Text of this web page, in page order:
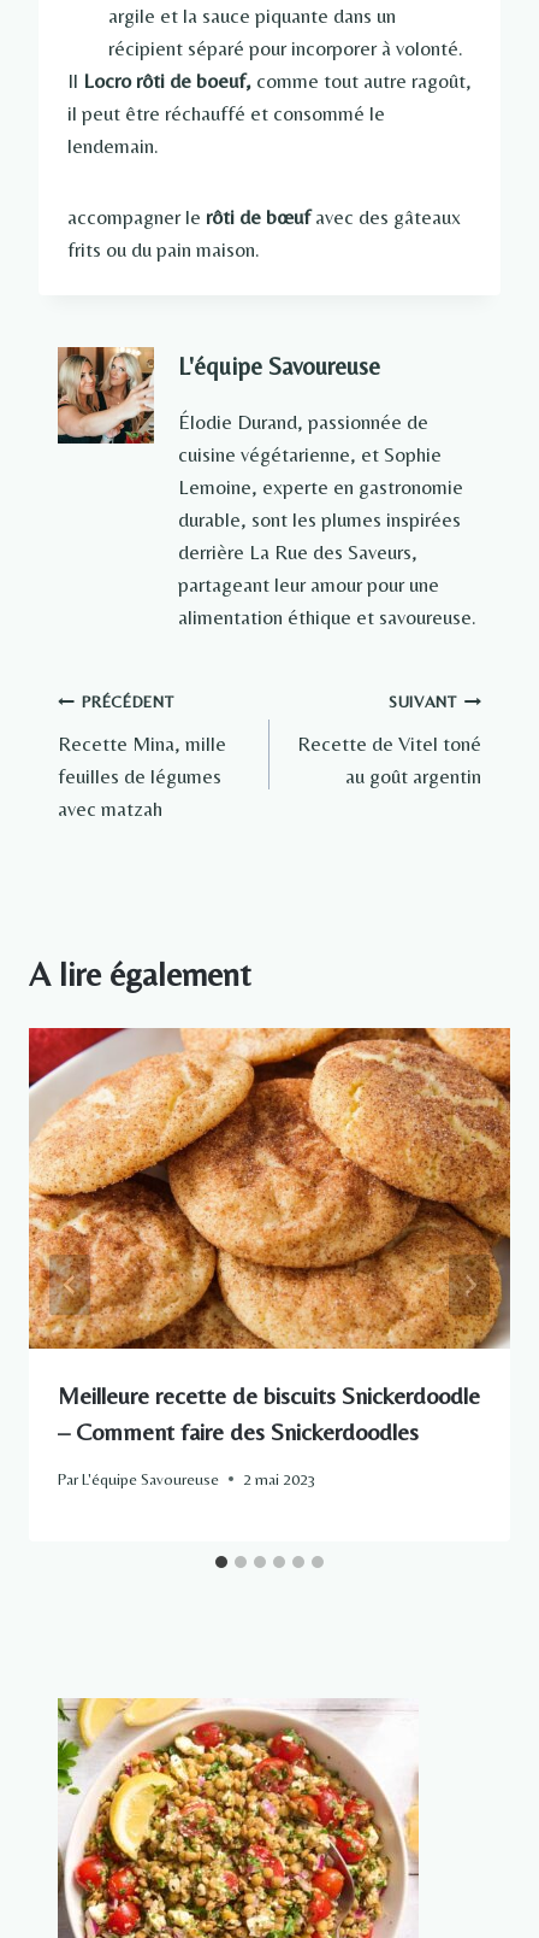
argile et la sauce piquante dans un
récipient séparé pour incorporer à volonté.
Il Locro rôti de boeuf, comme tout autre ragoût,
il peut être réchauffé et consommé le
lendemain.
accompagner le rôti de bœufavec des gâteaux
frits ou du pain maison.
L'équipe Savoureuse
Élodie Durand, passionnée de
cuisine végétarienne, et Sophie
Lemoine, experte en gastronomie
durable, sont les plumes inspirées
derrière La Rue des Saveurs,
partageant leur amour pour une
alimentation éthique et savoureuse.
Navigation
de
l’article
PRÉCÉDENT
Recette Mina, mille
feuilles de légumes
avec matzah
SUIVANT
Recette de Vitel toné
au goût argentin
A lire également
Meilleure recette de biscuits Snickerdoodle
– Comment faire des Snickerdoodles
ParL'équipe Savoureuse 2 mai 2023